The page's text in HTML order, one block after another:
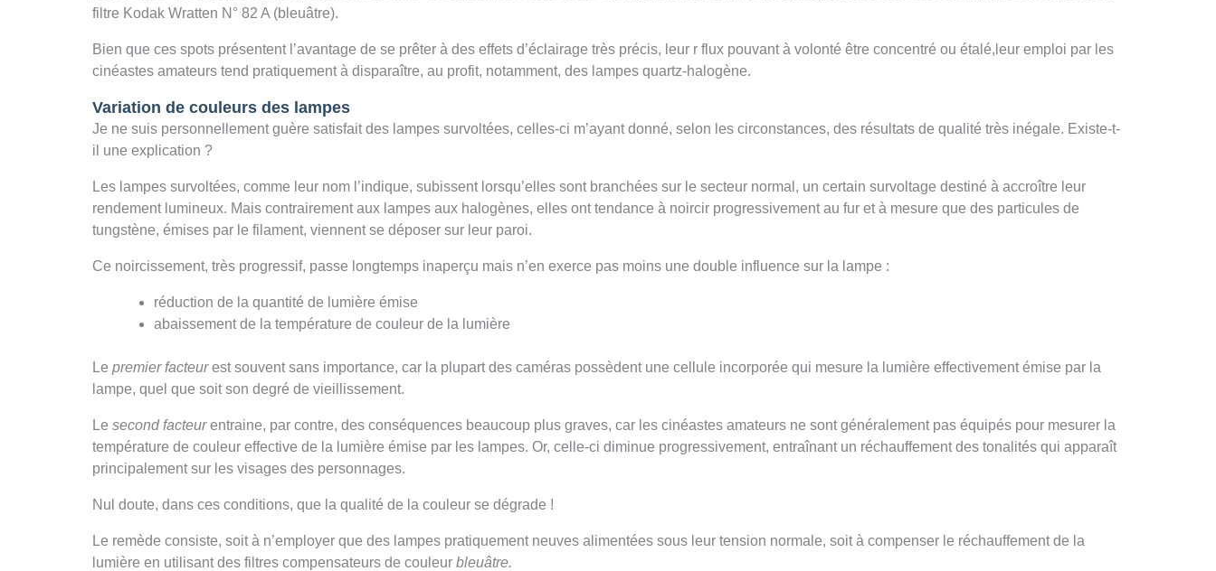
filtre Kodak Wratten N° 82 A (bleuâtre).
Bien que ces spots présentent l’avantage de se prêter à des effets d’éclairage très précis, leur r flux pouvant à volonté être concentré ou étalé,leur emploi par les
cinéastes amateurs tend pratiquement à disparaître, au profit, notamment, des lampes quartz-halogène.
Variation de couleurs des lampes
Je ne suis personnellement guère satisfait des lampes survoltées, celles-ci m’ayant donné, selon les circonstances, des résultats de qualité très inégale. Existe-t-
il une explication ?
Les lampes survoltées, comme leur nom l’indique, subissent lorsqu’elles sont branchées sur le secteur normal, un certain survoltage destiné à accroître leur
rendement lumineux. Mais contrairement aux lampes aux halogènes, elles ont tendance à noircir progressivement au fur et à mesure que des particules de
tungstène, émises par le filament, viennent se déposer sur leur paroi.
Ce noircissement, très progressif, passe longtemps inaperçu mais n’en exerce pas moins une double influence sur la lampe :
réduction de la quantité de lumière émise
abaissement de la température de couleur de la lumière
Le premier facteurest souvent sans importance, car la plupart des caméras possèdent une cellule incorporée qui mesure la lumière effectivement émise par la
lampe, quel que soit son degré de vieillissement.
Le second facteurentraine, par contre, des conséquences beaucoup plus graves, car les cinéastes amateurs ne sont généralement pas équipés pour mesurer la
température de couleur effective de la lumière émise par les lampes. Or, celle-ci diminue progressivement, entraînant un réchauffement des tonalités qui apparaît
principalement sur les visages des personnages.
Nul doute, dans ces conditions, que la qualité de la couleur se dégrade !
Le remède consiste, soit à n’employer que des lampes pratiquement neuves alimentées sous leur tension normale, soit à compenser le réchauffement de la
lumière en utilisant des filtres compensateurs de couleur bleuâtre.